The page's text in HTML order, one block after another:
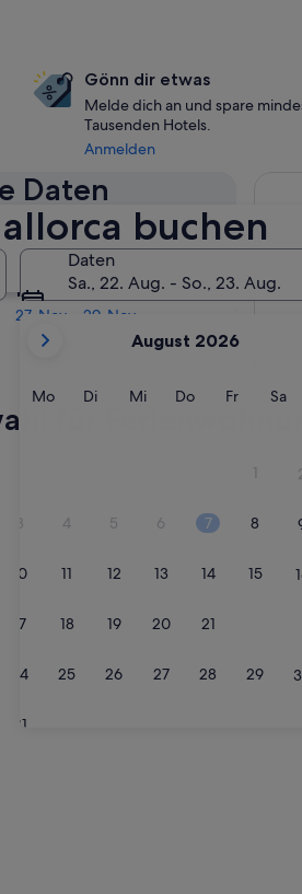
buchen
Daten
Sa., 22. Aug. - So., 23. Aug.
Derzeit
werden
Monate
angezeigt.
August 2026
MoMontag
DiDienstag
MiMittwoch
DoDonnerstag
FrFreitag
Sa
1
3 4 5 6 7 8
10 11 12 13 14 15
17 18 19 20 21
24 25 26 27 28 29
31
Gönn dir etwas
Melde dich an und spare
Tausenden Hotels.
Anmelden
Daten
In zwei Monaten
2. Okt. - 4. Okt.
In vier Monaten
27. Nov. - 29. Nov.
für